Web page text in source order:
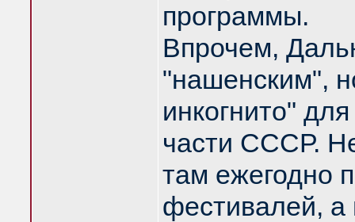
программы.
Впрочем,
"нашенским",
инкогнито"
части СССР.
там ежегодно
фестивалей, а